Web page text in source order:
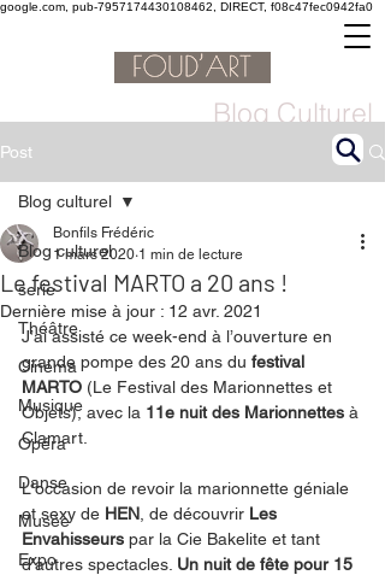
google.com, pub-7957174430108462, DIRECT, f08c47fec0942fa0
Blog Culturel
Post
Blog culturel
serie
Théâtre
Cinéma
Musique
Opéra
Danse
Musée
Expo
Blog culturel
Le festival MARTO a 20 ans !
Bonfils Frédéric
1 mars 2020 1 min de lecture
Dernière mise à jour : 12 avr. 2021
J’ai assisté ce week-end à l’ouverture en
grande pompe des 20 ans du festival
MARTO (Le Festival des Marionnettes et
Objets), avec la 11e nuit des Marionnettes à
Clamart.
L'occasion de revoir la marionnette géniale
et sexy de HEN , de découvrir Les
Envahisseurs par la Cie Bakelite et tant
d’autres spectacles. Un nuit de fête pour 15